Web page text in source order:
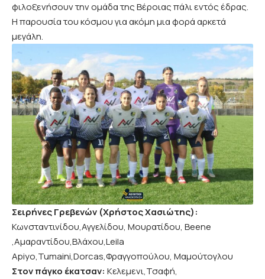
φιλοξενήσουν την ομάδα της Βέροιας πάλι εντός έδρας.
Η παρουσία του κόσμου για ακόμη μια φορά αρκετά
μεγάλη.
Σειρήνες Γρεβενών (Χρήστος Χασιώτης):
Κωνσταντινίδου,Αγγελίδου, Μουρατίδου, Beene
,Αμαραντίδου,Βλάχου,Leila
Apiyo,Tumaini,Dorcas,Φραγγοπούλου, Μαμούτογλου
Στον πάγκο έκατσαν: Κελεμενι,Τσαφή,